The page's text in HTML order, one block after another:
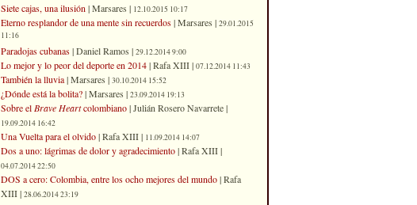
Siete cajas, una ilusión | Marsares | 12.10.2015 10:17
Eterno resplandor de una mente sin recuerdos| Marsares | 29.01.2015
11:16
Paradojas cubanas| Daniel Ramos | 29.12.2014 9:00
Lo mejor y lo peor del deporte en 2014| Rafa XIII | 07.12.2014 11:43
También la lluvia| Marsares | 30.10.2014 15:52
¿Dónde está la bolita?| Marsares | 23.09.2014 19:13
Sobre el Brave Heartcolombiano| Julián Rosero Navarrete |
19.09.2014 16:42
Una Vuelta para el olvido| Rafa XIII | 11.09.2014 14:07
Dos a uno: lágrimas de dolor y agradecimiento| Rafa XIII |
04.07.2014 22:50
DOS a cero: Colombia, entre los ocho mejores del mundo| Rafa
XIII | 28.06.2014 23:19